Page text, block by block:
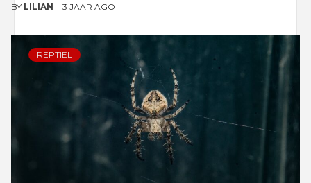
BY LILIAN 3 JAAR AGO
REPTIEL